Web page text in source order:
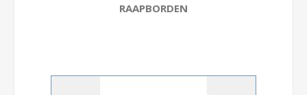
RAAPBORDEN